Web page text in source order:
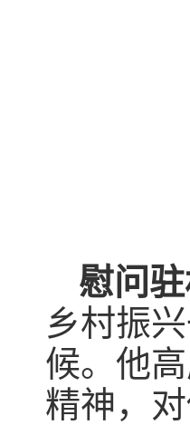
慰问
乡村振
候。他
精神，